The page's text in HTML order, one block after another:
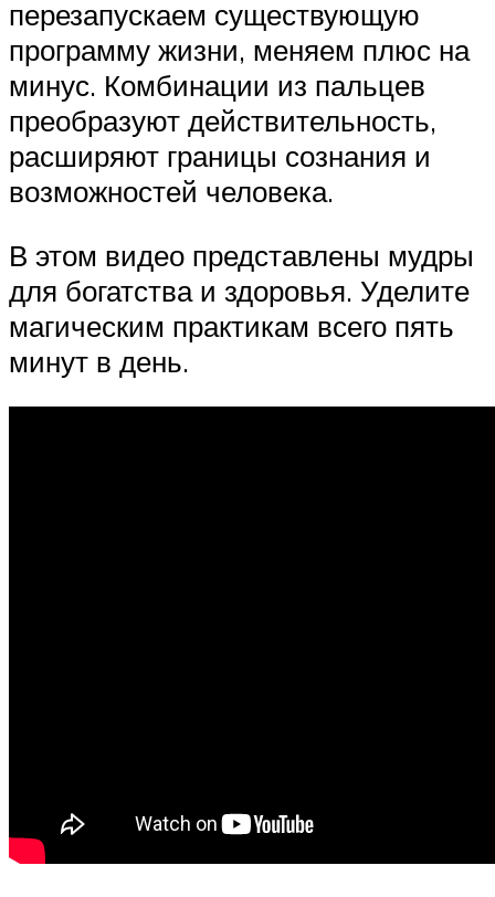
перезапускаем существующую
программу жизни, меняем плюс на
минус. Комбинации из пальцев
преобразуют действительность,
расширяют границы сознания и
возможностей человека.
В этом видео представлены мудры
для богатства и здоровья. Уделите
магическим практикам всего пять
минут в день.